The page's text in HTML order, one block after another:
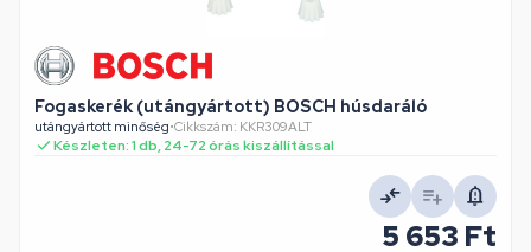
Fogaskerék (utángyártott) BOSCH húsdaráló
utángyártott minőség•Cikkszám: KKR309ALT
Készleten: 1 db, 24-72 órás kiszállítással
5 653 Ft